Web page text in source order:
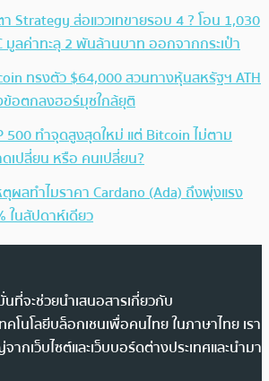
Strategy ส่อแววเทขายรอบ 4 ? โอน 1,030
มูลค่าทะลุ 2 พันล้านบาท ออกจากกระเป๋า
ทรงตัว $64,000 สวนทางหุ้นสหรัฐฯ ATH
อตกลงฮอร์มุซใกล้ยุติ
500 ทำจุดสูงสุดใหม่ แต่ Bitcoin ไม่ตาม
เปลี่ยน หรือ คนเปลี่ยน?
ตุผลทำไมราคา Cardano (Ada) ถึงพุ่งแรง
ในสัปดาห์เดียว
ที่จะช่วยนำเสนอสารเกี่ยวกับ
โนโลยีบล็อกเชนเพื่อคนไทย ในภาษาไทย เรา
กเว็บไซต์และเว็บบอร์ดต่างประเทศและนำมา